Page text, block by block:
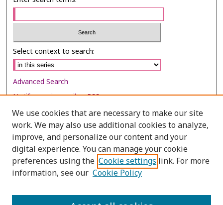
Select context to search:
Advanced Search
Notify me via email orRSS
Browse
Collections
Disciplines
Authors
We use cookies that are necessary to make our site
work. We may also use additional cookies to analyze,
improve, and personalize our content and your
digital experience. You can manage your cookie
preferences using the Cookie settings link. For more
information, see our Cookie Policy